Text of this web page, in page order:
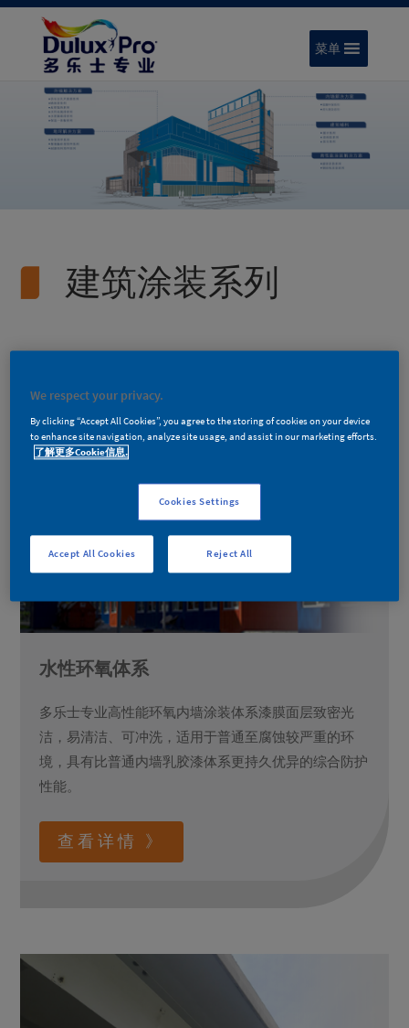
菜单
建筑涂装系列
水性环氧体系
多乐士专业高性能环氧内墙涂装体系漆膜面层致密光
洁，易清洁、可冲洗，适用于普通至腐蚀较严重的环
境，具有比普通内墙乳胶漆体系更持久优异的综合防护
性能。
查看详情 》
We respect your privacy.
By clicking “Accept All Cookies”, you agree to the storing of cookies on your device
to enhance site navigation, analyze site usage, and assist in our marketing efforts.
了解更多Cookie信息.
Cookies Settings
Reject All
Accept All Cookies